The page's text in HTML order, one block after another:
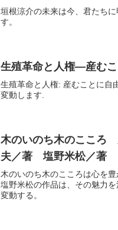
垣根涼介の未来は今、君たち
す。
生殖革命と人権―産む
生殖革命と人権: 産むことに自
変動します.
木のいのち木のこころ
夫／著 塩野米松／著
木のいのち木のこころは心を
塩野米松の作品は、その魅力
変動する。